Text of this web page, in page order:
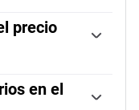
precio
del petróleo
ser un
en el